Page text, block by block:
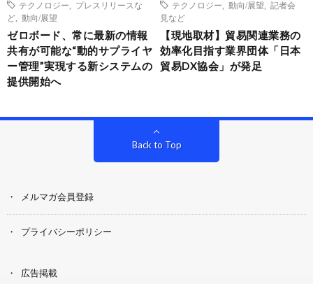
テクノロジー
プレスリリースな
ど
動向/展望
ゼロボード、常に最新の情報
共有が可能な“動的サプライヤ
ー管理”実現する新システムの
提供開始へ
テクノロジー
動向/展望
記者会
見など
【現地取材】貿易関連業務の
効率化目指す業界団体「日本
貿易DX協会」が発足
Back to Top
メルマガ会員登録
プライバシーポリシー
広告掲載